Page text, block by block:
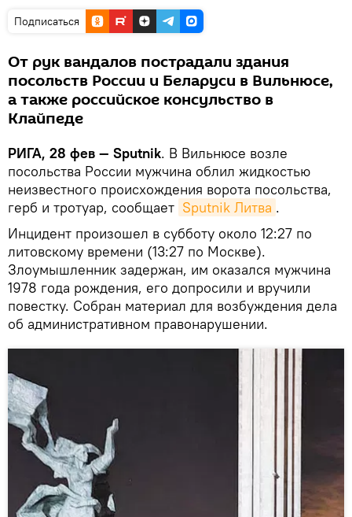
Подписаться
От рук вандалов пострадали здания
посольств России и Беларуси в Вильнюсе,
а также российское консульство в
Клайпеде
РИГА, 28 фев — Sputnik. В Вильнюсе возле
посольства России мужчина облил жидкостью
неизвестного происхождения ворота посольства,
герб и тротуар, сообщает Sputnik Литва .
Инцидент произошел в субботу около 12:27 по
литовскому времени (13:27 по Москве).
Злоумышленник задержан, им оказался мужчина
1978 года рождения, его допросили и вручили
повестку. Собран материал для возбуждения дела
об административном правонарушении.